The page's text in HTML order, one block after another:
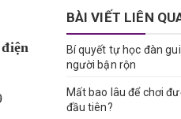
BÀI VIẾT LIÊN
Bí quyết tự học đàn
người bận rộn
Mất bao lâu để chơi
đầu tiên?